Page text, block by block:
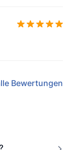
Bewertungen